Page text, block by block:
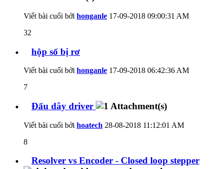
Viết bài cuối bởi honganle 17-09-2018 09:00:31 AM
32
hộp số bị rơ
Viết bài cuối bởi honganle 17-09-2018 06:42:36 AM
7
Đấu dây driver
Viết bài cuối bởi hoatech 28-08-2018 11:12:01 AM
8
Resolver vs Encoder - Closed loop stepper